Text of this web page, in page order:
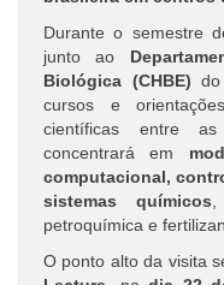
Durante o semestre
junto ao
Biológica (CHBE) do
cursos e
científicas entre
concentrará em
computacional,
sistemas químicos
petroquímica e
O ponto alto da visita